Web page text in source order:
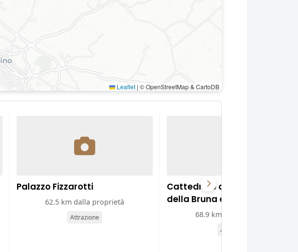
Leaflet | © OpenStreetMap & CartoDB
Palazzo Fizzarotti
62.5 km dalla proprietà
Attrazione
Cattedrale della Madonna
della Bruna e di
68.9 km dalla proprietà
Attrazione